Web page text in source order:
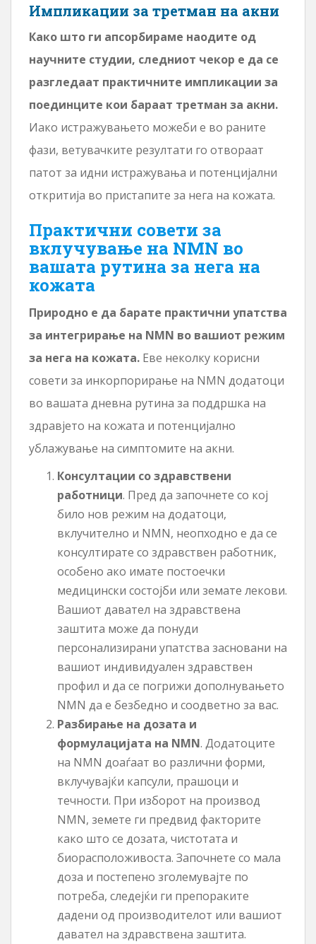
Импликации за третман на акни
Како што ги апсорбираме наодите од
научните студии, следниот чекор е да се
разгледаат практичните импликации за
поединците кои бараат третман за акни.
Иако истражувањето можеби е во раните
фази, ветувачките резултати го отвораат
патот за идни истражувања и потенцијални
откритија во пристапите за нега на кожата.
Практични совети за
вклучување на NMN во
вашата рутина за нега на
кожата
Природно е да барате практични упатства
за интегрирање на NMN во вашиот режим
за нега на кожата. Еве неколку корисни
совети за инкорпорирање на NMN додатоци
во вашата дневна рутина за поддршка на
здравјето на кожата и потенцијално
ублажување на симптомите на акни.
Консултации со здравствени
работници. Пред да започнете со кој
било нов режим на додатоци,
вклучително и NMN, неопходно е да се
консултирате со здравствен работник,
особено ако имате постоечки
медицински состојби или земате лекови.
Вашиот давател на здравствена
заштита може да понуди
персонализирани упатства засновани на
вашиот индивидуален здравствен
профил и да се погрижи дополнувањето
NMN да е безбедно и соодветно за вас.
Разбирање на дозата и
формулацијата на NMN. Додатоците
на NMN доаѓаат во различни форми,
вклучувајќи капсули, прашоци и
течности. При изборот на производ
NMN, земете ги предвид факторите
како што се дозата, чистотата и
биорасположивоста. Започнете со мала
доза и постепено зголемувајте по
потреба, следејќи ги препораките
дадени од производителот или вашиот
давател на здравствена заштита.